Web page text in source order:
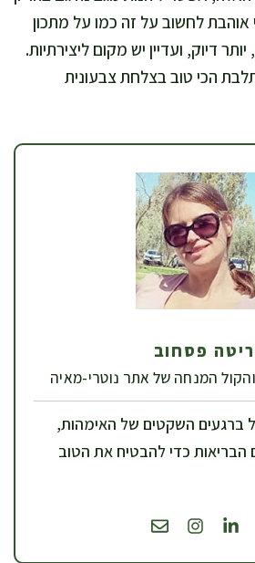
אוהבת לחשוב על זה כמו על מתכון
דיוק, ועדיין יש מקום ליצירתיות.
הכי טוב בצלחת צבעונית
ריטה פסחוב
השקטים של האימהות,
כדי להבטיח את הטוב